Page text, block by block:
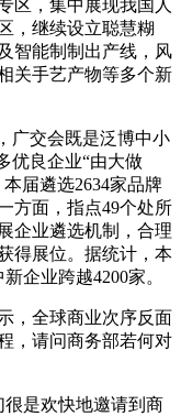
区，集中展现我国人
，继续设立聪慧糊
智能制制出产线，风
关手艺产物等多个新
交会既是泛博中小
优良企业“由大做
届遴选2634家品牌
方面，指点49个处所
企业遴选机制，合理
得展位。据统计，本
企业跨越4200家。
全球商业次序反面
，请问商务部若何对
是欢快地邀请到商